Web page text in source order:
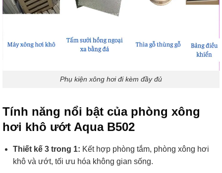
Phụ kiện xông hơi đi kèm đầy đủ
Tính năng nổi bật của phòng xông
hơi khô ướt Aqua B502
Thiết kế 3 trong 1: Kết hợp phòng tắm, phòng xông hơi
khô và ướt, tối ưu hóa không gian sống.